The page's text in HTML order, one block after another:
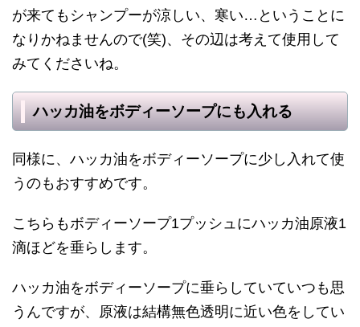
が来てもシャンプーが涼しい、寒い…ということに
なりかねませんので(笑)、その辺は考えて使用して
みてくださいね。
ハッカ油をボディーソープにも入れる
同様に、ハッカ油をボディーソープに少し入れて使
うのもおすすめです。
こちらもボディーソープ1プッシュにハッカ油原液1
滴ほどを垂らします。
ハッカ油をボディーソープに垂らしていていつも思
うんですが、原液は結構無色透明に近い色をしてい